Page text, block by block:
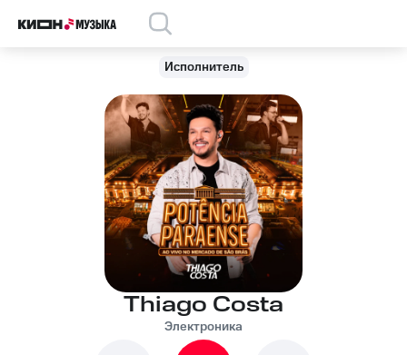
Исполнитель
Thiago Costa
Электроника